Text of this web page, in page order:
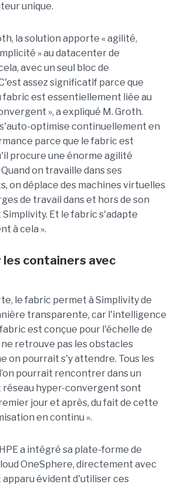
unique.
la solution apporte « agilité,
» au datacenter de
avec un seul bloc de
assez significatif parce que
fabric est essentiellement liée au
», a expliqué M. Groth.
s'auto-optimise continuellement en
parce que le fabric est
procure une énorme agilité
on travaille dans ses
on déplace des machines virtuelles
de travail dans et hors de son
Et le fabric s'adapte
à cela ».
les containers avec
le fabric permet à Simplivity de
transparente, car l'intelligence
est conçue pour l'échelle de
retrouve pas les obstacles
on pourrait s'y attendre. Tous les
pourrait rencontrer dans un
hyper-convergent sont
jour et après, du fait de cette
en continu ».
a intégré sa plate-forme de
OneSphere, directement avec
apparu évident d'utiliser ces